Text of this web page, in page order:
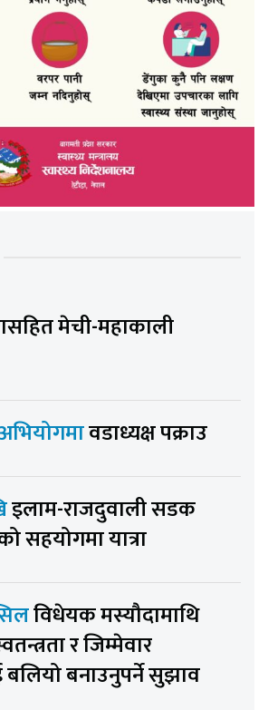
मेची-महाकाली
वडाध्यक्ष पक्राउ
इलाम-राजदुवाली सडक
सहयोगमा यात्रा
विधेयक मस्यौदामाथि
र जिम्मेवार
बलियो बनाउनुपर्ने सुझाव